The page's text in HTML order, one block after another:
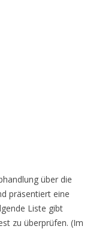
über die
präsentiert eine
Liste gibt
zu überprüfen. (Im